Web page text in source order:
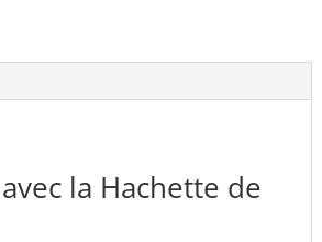
la Hachette de